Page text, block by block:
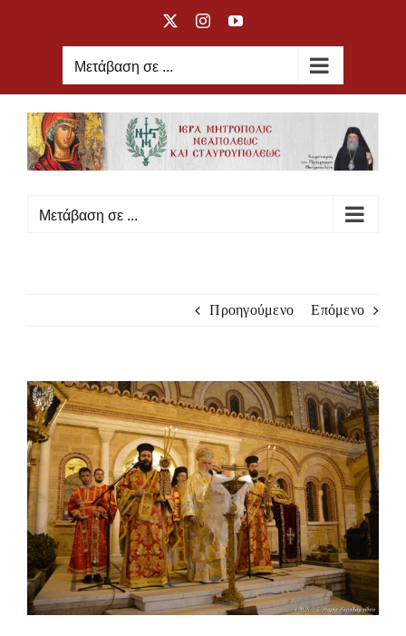
X InstagramYouTube
Μετάβαση σε ...
Μετάβαση σε ...
Προηγούμενο Επόμενο
Προβολή
μεγαλύτερης
εικόνας